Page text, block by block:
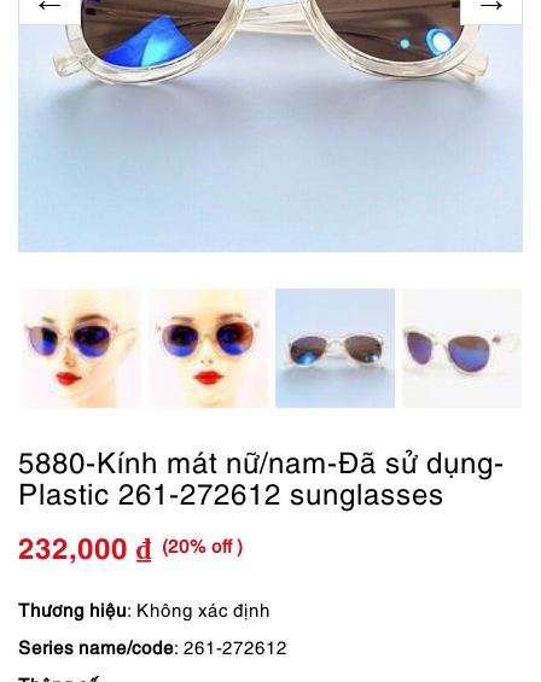
5880-Kính mát nữ/nam-Đã sử dụng-
Plastic 261-272612 sunglasses
Giá
gốc
là:
232,000 ₫
Giá
hiện
tại
(20% off )
Thương hiệu: Không xác định
Series name/code: 261-272612